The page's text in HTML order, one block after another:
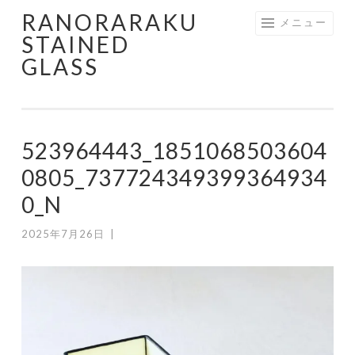
コ
ン
テ
ス
キ
プ
RANORARAKU
STAINED
GLASS
メニュー
523964443_1851068503604
0805_737724349399364934
0_N
2025年7月26日